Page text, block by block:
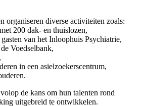
organiseren diverse activiteiten zoals:
200 dak- en thuislozen,
van het Inloophuis Psychiatrie,
Voedselbank,
in een asielzoekerscentrum,
de kans om hun talenten rond
uitgebreid te ontwikkelen.